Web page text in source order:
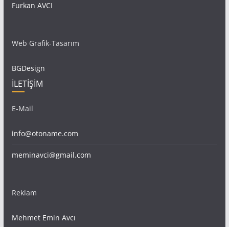
Furkan AVCI
Web Grafik-Tasarım
BGDesign
İLETİŞİM
E-Mail
info@otoname.com
meminavci@gmail.com
Reklam
Mehmet Emin Avcı